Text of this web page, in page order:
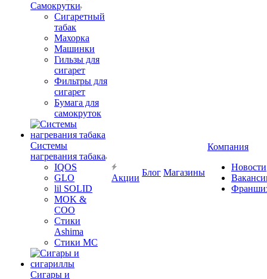
Самокрутки
Сигаретный
табак
Махорка
Машинки
Гильзы для
сигарет
Фильтры для
сигарет
Бумага для
самокруток
Системы
нагревания табака
IQOS
GLO
lil SOLID
MOK &
COO
Стики
Ashima
Стики MC
Сигары и
Акции
Блог Магазины
Компания
Новости